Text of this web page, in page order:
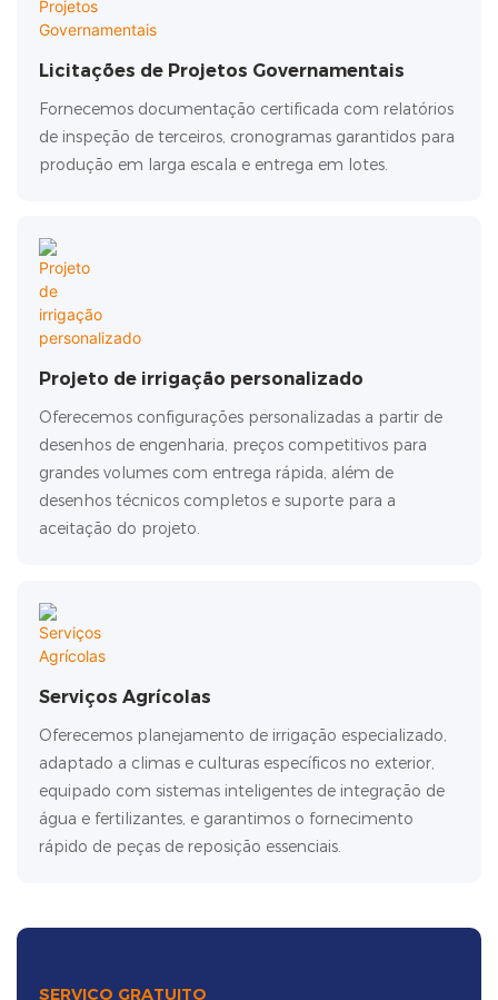
Licitações de Projetos Governamentais
Fornecemos documentação certificada com relatórios
de inspeção de terceiros, cronogramas garantidos para
produção em larga escala e entrega em lotes.
Projeto de irrigação personalizado
Oferecemos configurações personalizadas a partir de
desenhos de engenharia, preços competitivos para
grandes volumes com entrega rápida, além de
desenhos técnicos completos e suporte para a
aceitação do projeto.
Serviços Agrícolas
Oferecemos planejamento de irrigação especializado,
adaptado a climas e culturas específicos no exterior,
equipado com sistemas inteligentes de integração de
água e fertilizantes, e garantimos o fornecimento
rápido de peças de reposição essenciais.
SERVIÇO GRATUITO